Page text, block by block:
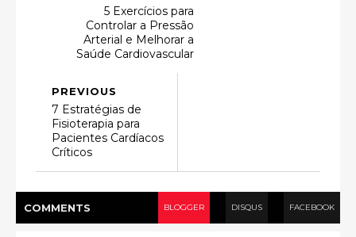
5 Exercícios para
Controlar a Pressão
Arterial e Melhorar a
Saúde Cardiovascular
PREVIOUS
7 Estratégias de
Fisioterapia para
Pacientes Cardíacos
Críticos
COMMENTS BLOGGER DISQUS FACEBOOK